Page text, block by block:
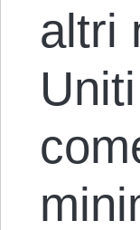
altri